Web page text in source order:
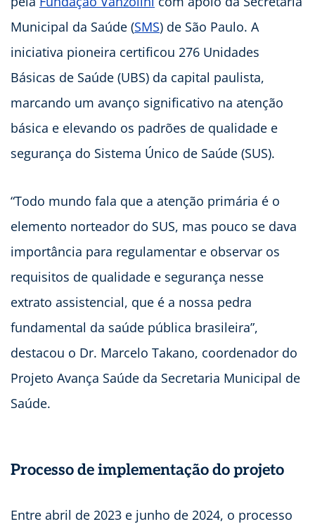
Municipal da Saúde (SMS) de São Paulo. A
iniciativa pioneira certificou 276 Unidades
Básicas de Saúde (UBS) da capital paulista,
marcando um avanço significativo na atenção
básica e elevando os padrões de qualidade e
segurança do Sistema Único de Saúde (SUS).
“Todo mundo fala que a atenção primária é o
elemento norteador do SUS, mas pouco se dava
importância para regulamentar e observar os
requisitos de qualidade e segurança nesse
extrato assistencial, que é a nossa pedra
fundamental da saúde pública brasileira”,
destacou o Dr. Marcelo Takano, coordenador do
Projeto Avança Saúde da Secretaria Municipal de
Saúde.
Processo de implementação do projeto
Entre abril de 2023 e junho de 2024, o processo